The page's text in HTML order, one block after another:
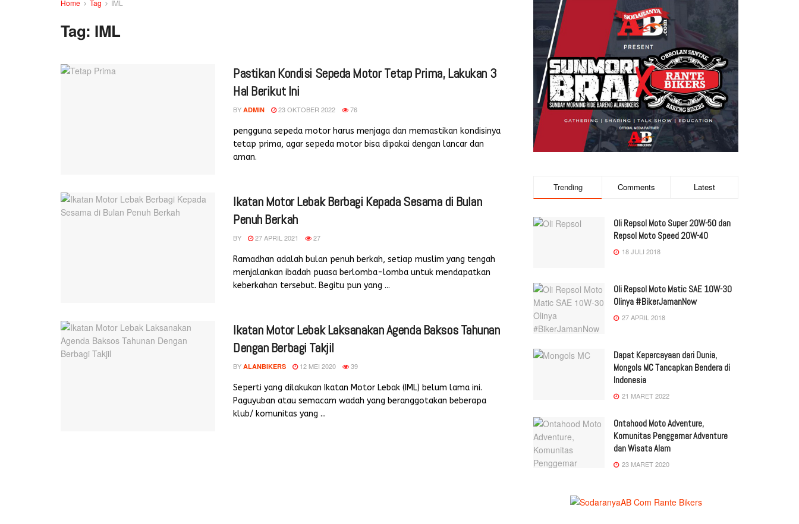
Home Tag IML
Tag: IML
Pastikan Kondisi Sepeda Motor Tetap Prima, Lakukan 3
Hal Berikut Ini
BY ADMIN 23 OKTOBER 2022 76
pengguna sepeda motor harus menjaga dan memastikan kondisinya
tetap prima, agar sepeda motor bisa dipakai dengan lancar dan
aman.
Ikatan Motor Lebak Berbagi Kepada Sesama di Bulan
Penuh Berkah
BY 27 APRIL 2021 27
Ramadhan adalah bulan penuh berkah, setiap muslim yang tengah
menjalankan ibadah puasa berlomba-lomba untuk mendapatkan
keberkahan tersebut. Begitu pun yang ...
Ikatan Motor Lebak Laksanakan Agenda Baksos Tahunan
Dengan Berbagi Takjil
BY ALANBIKERS 12 MEI 2020 39
Seperti yang dilakukan Ikatan Motor Lebak (IML) belum lama ini.
Paguyuban atau semacam wadah yang beranggotakan beberapa
klub/ komunitas yang ...
Trending Comments Latest
Oli Repsol Moto Super 20W-50 dan
Repsol Moto Speed 20W-40
18 JULI 2018
Oli Repsol Moto Matic SAE 10W-30
Olinya #BikerJamanNow
27 APRIL 2018
Dapat Kepercayaan dari Dunia,
Mongols MC Tancapkan Bendera di
Indonesia
21 MARET 2022
Ontahood Moto Adventure,
Komunitas Penggemar Adventure
dan Wisata Alam
23 MARET 2020